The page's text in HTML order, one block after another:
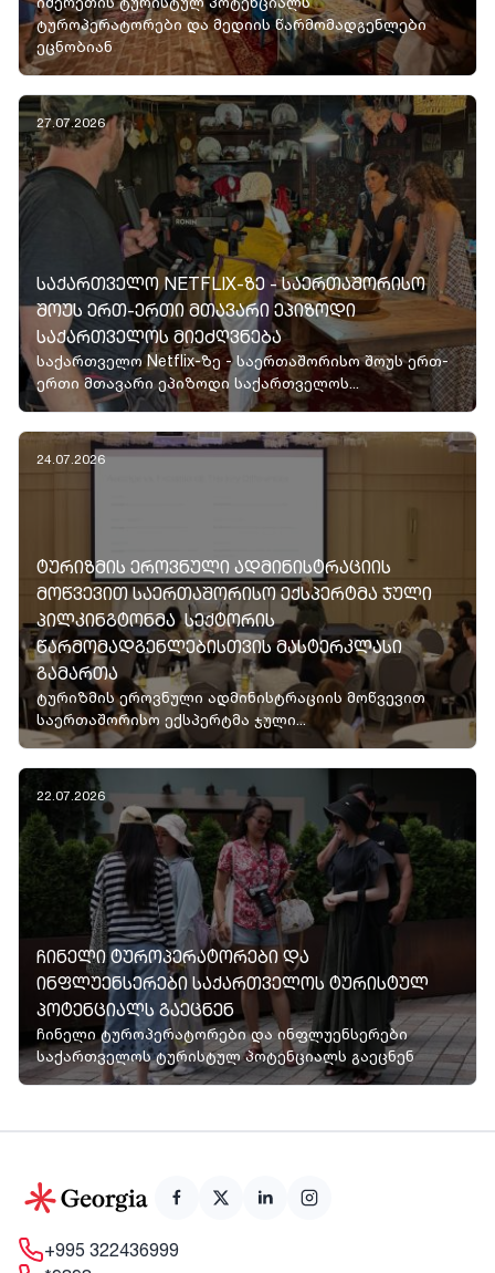
ტუროპერატორები და მედიის წარმომადგენლები
ეცნობიან
27.07.2026
ᲡᲐᲥᲐᲠᲗᲕᲔᲚᲝ NETFLIX-ᲖᲔ - ᲡᲐᲔᲠᲗᲐᲨᲝᲠᲘᲡᲝ
ᲨᲝᲣᲡ ᲔᲠᲗ-ᲔᲠᲗᲘ ᲛᲗᲐᲕᲐᲠᲘ ᲔᲞᲘᲖᲝᲓᲘ
ᲡᲐᲥᲐᲠᲗᲕᲔᲚᲝᲡ ᲛᲘᲔᲫᲦᲕᲜᲔᲑᲐ
საქართველო Netflix-ზე - საერთაშორისო შოუს ერთ-
ერთი მთავარი ეპიზოდი საქართველოს...
24.07.2026
ᲢᲣᲠᲘᲖᲛᲘᲡ ᲔᲠᲝᲕᲜᲣᲚᲘ ᲐᲓᲛᲘᲜᲘᲡᲢᲠᲐᲪᲘᲘᲡ
ᲛᲝᲬᲕᲔᲕᲘᲗ ᲡᲐᲔᲠᲗᲐᲨᲝᲠᲘᲡᲝ ᲔᲥᲡᲞᲔᲠᲢᲛᲐ ᲯᲣᲚᲘ
ᲞᲘᲚᲙᲘᲜᲒᲢᲝᲜᲛᲐ ᲡᲔᲥᲢᲝᲠᲘᲡ
ᲬᲐᲠᲛᲝᲛᲐᲓᲒᲔᲜᲚᲔᲑᲘᲡᲗᲕᲘᲡ ᲛᲐᲡᲢᲔᲠᲙᲚᲐᲡᲘ
ᲒᲐᲛᲐᲠᲗᲐ
ტურიზმის ეროვნული ადმინისტრაციის მოწვევით
საერთაშორისო ექსპერტმა ჯული...
22.07.2026
ᲩᲘᲜᲔᲚᲘ ᲢᲣᲠᲝᲞᲔᲠᲐᲢᲝᲠᲔᲑᲘ ᲓᲐ
ᲘᲜᲤᲚᲣᲔᲜᲡᲔᲠᲔᲑᲘ ᲡᲐᲥᲐᲠᲗᲕᲔᲚᲝᲡ ᲢᲣᲠᲘᲡᲢᲣᲚ
ᲞᲝᲢᲔᲜᲪᲘᲐᲚᲡ ᲒᲐᲔᲪᲜᲔᲜ
ჩინელი ტუროპერატორები და ინფლუენსერები
საქართველოს ტურისტულ პოტენციალს გაეცნენ
+995 322436999